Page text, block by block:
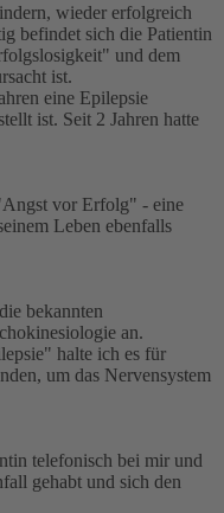
wieder erfolgreich
befindet sich die Patientin
und dem
ist.
eine Epilepsie
ist. Seit 2 Jahren hatte
vor Erfolg" - eine
Leben ebenfalls
bekannten
an.
halte ich es für
um das Nervensystem
telefonisch bei mir und
gehabt und sich den